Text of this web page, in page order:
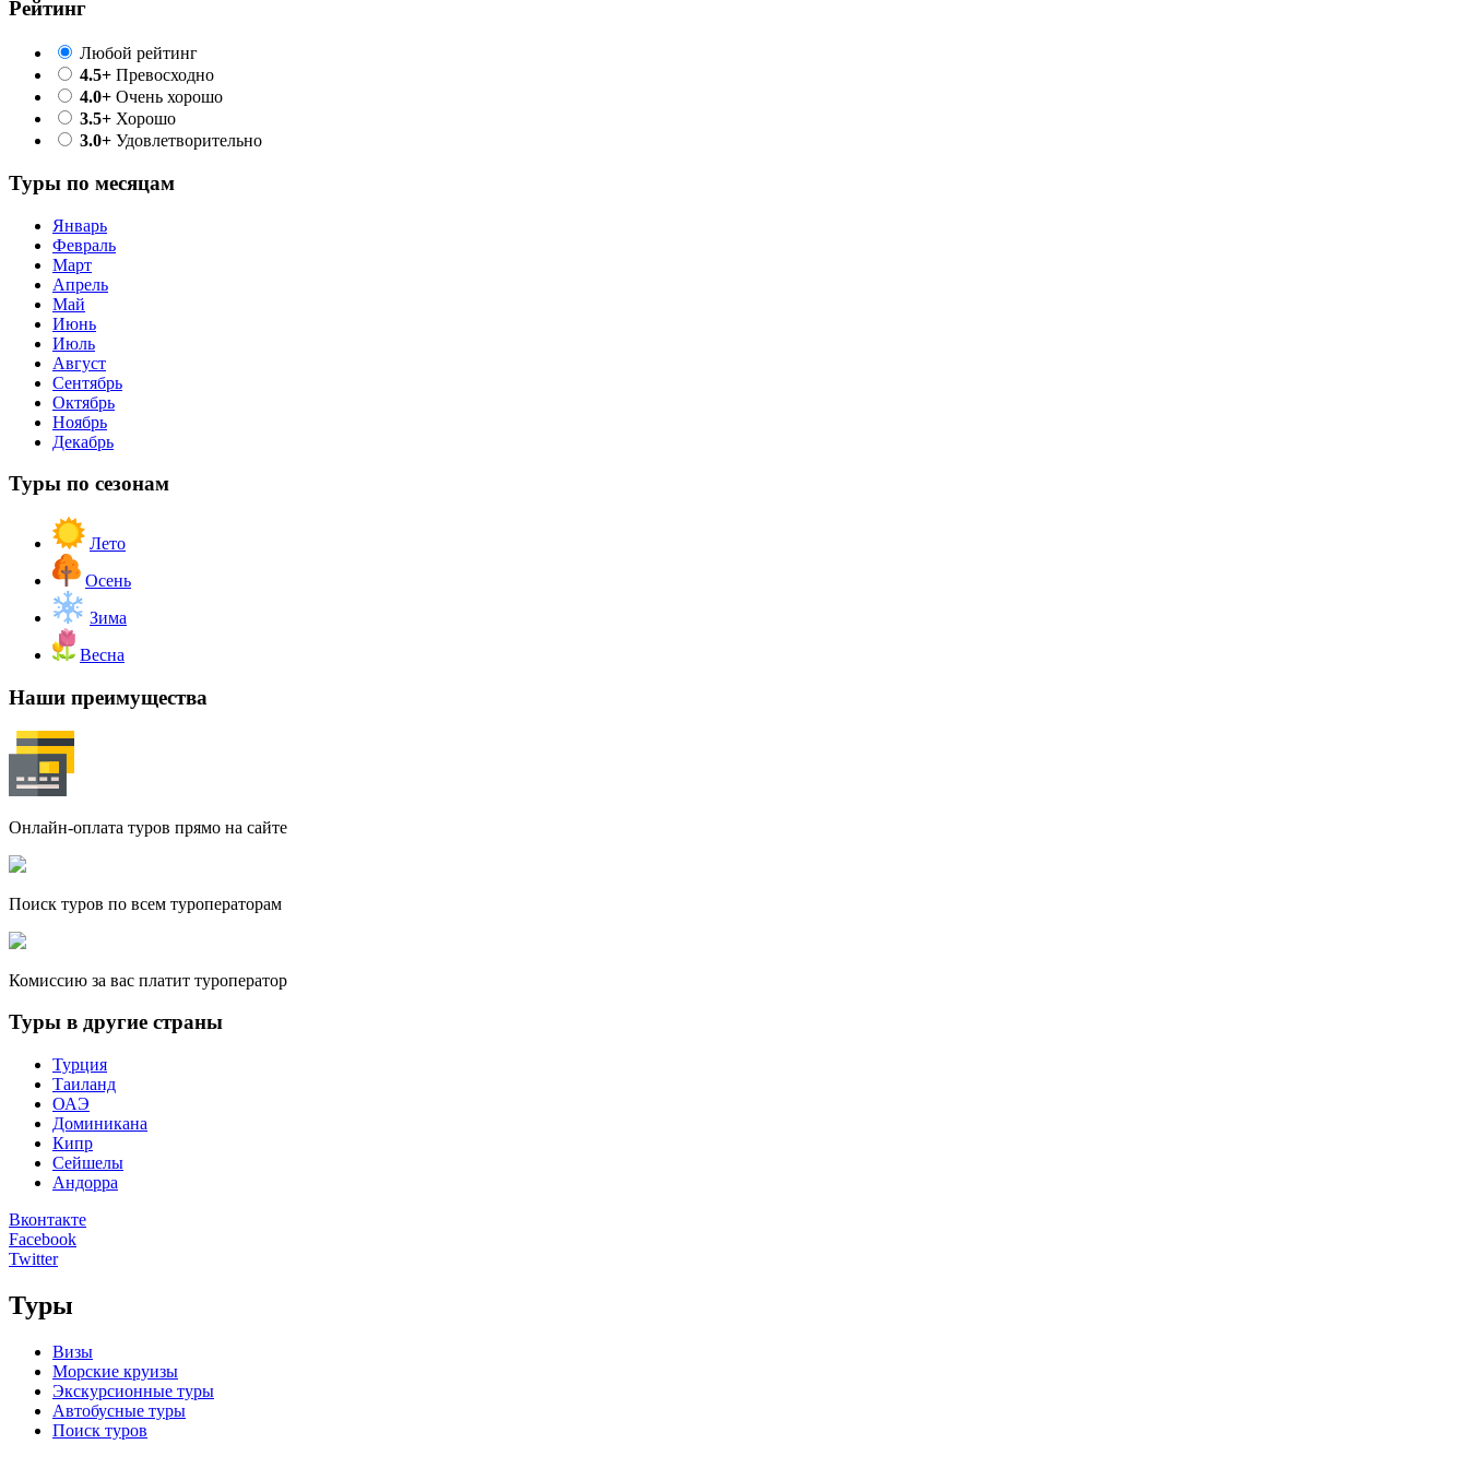
Рейтинг
Любой рейтинг
4.5+ Превосходно
4.0+ Очень хорошо
3.5+ Хорошо
3.0+ Удовлетворительно
Туры по месяцам
Январь
Февраль
Март
Апрель
Май
Июнь
Июль
Август
Сентябрь
Октябрь
Ноябрь
Декабрь
Туры по сезонам
Лето
Осень
Зима
Весна
Наши преимущества
Онлайн-оплата туров прямо на сайте
Поиск туров по всем туроператорам
Комиссию за вас платит туроператор
Туры в другие страны
Турция
Таиланд
ОАЭ
Доминикана
Кипр
Сейшелы
Андорра
Вконтакте
Facebook
Twitter
Туры
Визы
Морские круизы
Экскурсионные туры
Автобусные туры
Поиск туров